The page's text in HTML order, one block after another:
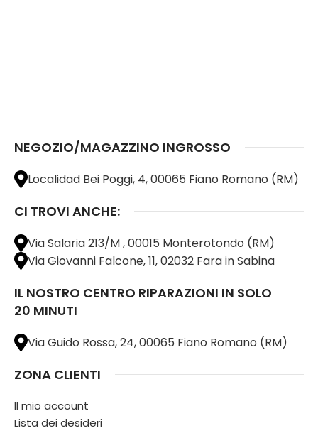
NEGOZIO/MAGAZZINO INGROSSO
Localidad Bei Poggi, 4, 00065 Fiano Romano (RM)
CI TROVI ANCHE:
Via Salaria 213/M , 00015 Monterotondo (RM)
Via Giovanni Falcone, 11, 02032 Fara in Sabina
IL NOSTRO CENTRO RIPARAZIONI IN SOLO
20 MINUTI
Via Guido Rossa, 24, 00065 Fiano Romano (RM)
ZONA CLIENTI
Il mio account
Lista dei desideri